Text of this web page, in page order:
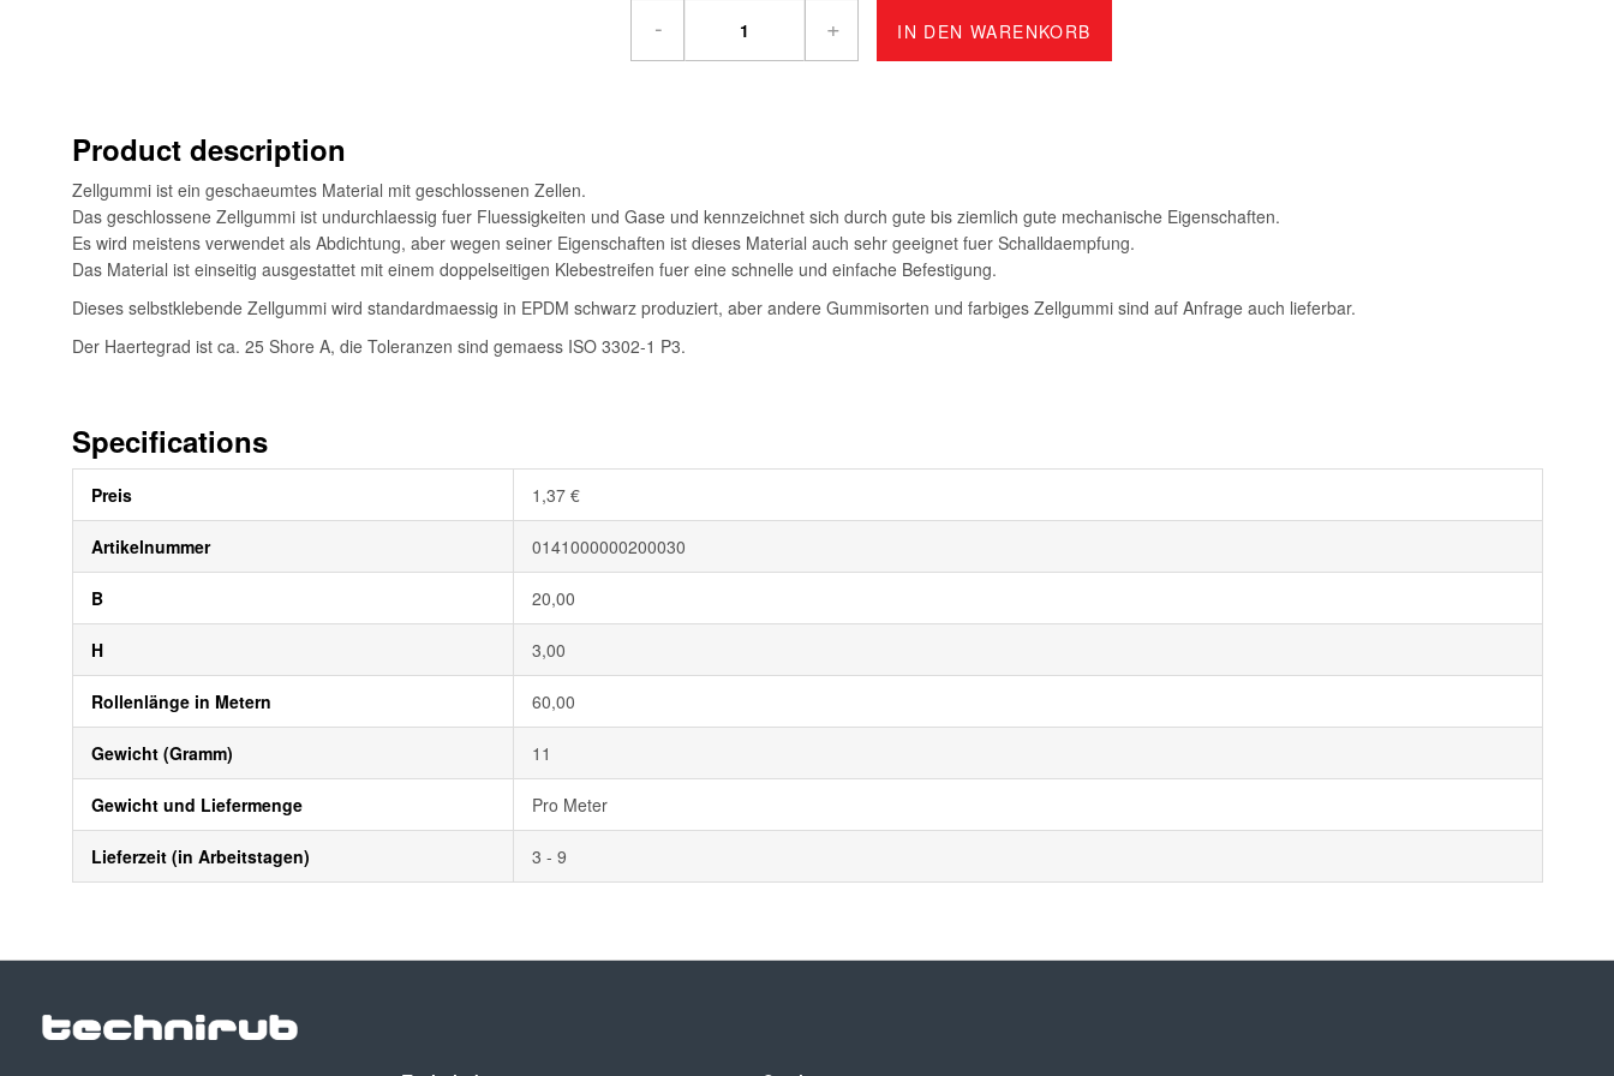
- + IN DEN WARENKORB
Product description
Zellgummi ist ein geschaeumtes Material mit geschlossenen Zellen.
Das geschlossene Zellgummi ist undurchlaessig fuer Fluessigkeiten und Gase und kennzeichnet sich durch gute bis ziemlich gute mechanische Eigenschaften.
Es wird meistens verwendet als Abdichtung, aber wegen seiner Eigenschaften ist dieses Material auch sehr geeignet fuer Schalldaempfung.
Das Material ist einseitig ausgestattet mit einem doppelseitigen Klebestreifen fuer eine schnelle und einfache Befestigung.
Dieses selbstklebende Zellgummi wird standardmaessig in EPDM schwarz produziert, aber andere Gummisorten und farbiges Zellgummi sind auf Anfrage auch lieferbar.
Der Haertegrad ist ca. 25 Shore A, die Toleranzen sind gemaess ISO 3302-1 P3.
Specifications
Informationen
Preis 1,37 €
Artikelnummer 0141000000200030
B 20,00
H 3,00
Rollenlänge in Metern 60,00
Gewicht (Gramm) 11
Gewicht und Liefermenge Pro Meter
Lieferzeit (in Arbeitstagen) 3 - 9